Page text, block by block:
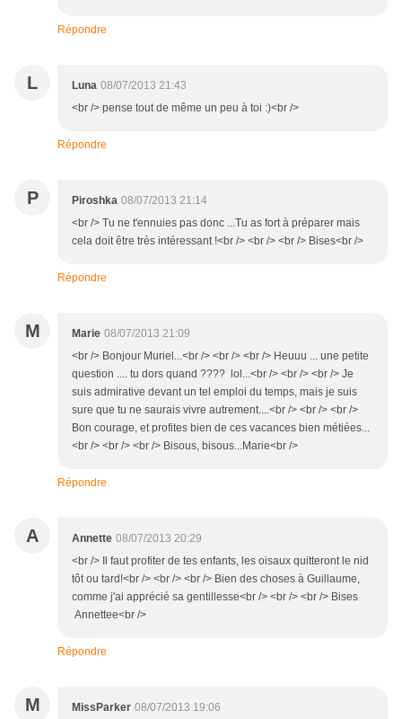
Répondre
L Luna 08/07/2013 21:43
<br /> pense tout de même un peu à toi :)<br />
Répondre
P Piroshka 08/07/2013 21:14
<br /> Tu ne t'ennuies pas donc ...Tu as fort à préparer mais
cela doit être très intéressant !<br /> <br /> <br /> Bises<br />
Répondre
M Marie 08/07/2013 21:09
<br /> Bonjour Muriel...<br /> <br /> <br /> Heuuu ... une petite
question .... tu dors quand ???? lol...<br /> <br /> <br /> Je
suis admirative devant un tel emploi du temps, mais je suis
sure que tu ne saurais vivre autrement....<br /> <br /> <br />
Bon courage, et profites bien de ces vacances bien métiées...
<br /> <br /> <br /> Bisous, bisous...Marie<br />
Répondre
A Annette 08/07/2013 20:29
<br /> Il faut profiter de tes enfants, les oisaux quitteront le nid
tôt ou tard!<br /> <br /> <br /> Bien des choses à Guillaume,
comme j'ai apprécié sa gentillesse<br /> <br /> <br /> Bises
Annettee<br />
Répondre
M MissParker 08/07/2013 19:06